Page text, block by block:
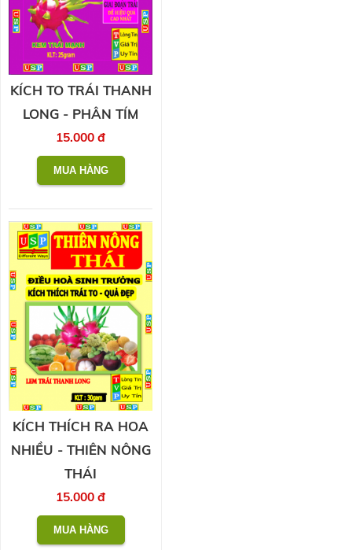
KÍCH TO TRÁI THANH
LONG - PHÂN TÍM
15.000 đ
KÍCH THÍCH RA HOA
NHIỀU - THIÊN NÔNG
THÁI
15.000 đ